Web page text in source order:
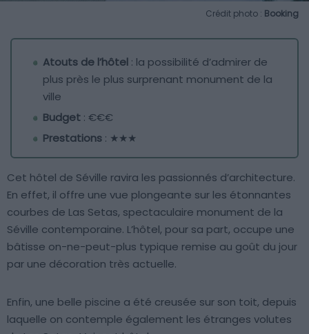
Crédit photo : Booking
Atouts de l’hôtel : la possibilité d’admirer de
plus près le plus surprenant monument de la
ville
Budget : €€€
Prestations : ★★★
Cet hôtel de Séville ravira les passionnés d’architecture.
En effet, il offre une vue plongeante sur les étonnantes
courbes de Las Setas, spectaculaire monument de la
Séville contemporaine. L’hôtel, pour sa part, occupe une
bâtisse on-ne-peut-plus typique remise au goût du jour
par une décoration très actuelle.
Enfin, une belle piscine a été creusée sur son toit, depuis
laquelle on contemple également les étranges volutes